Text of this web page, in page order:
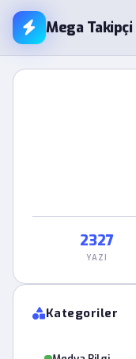
Mega Takipçi
2327
YAZI
Kategoriler